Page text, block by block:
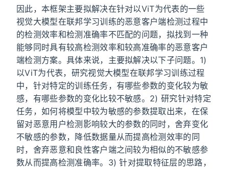
因此，本框架主要拟解决在针对以ViT为代表的一些
视觉大模型在联邦学习训练的恶意客户端检测过程中
的检测效率和检测准确率不匹配的问题，拟找到一种
能够同时具有较高检测效率和较高准确率的恶意客户
端检测方案。具体来说，主要拟解决以下子问题。1)
以ViT为代表，研究视觉大模型在联邦学习训练过程
中，针对特定的训练任务，有哪些参数的变化较为敏
感，有哪些参数的变化比较不敏感。2) 研究针对特定
任务，如何将模型中较为敏感的参数提取出来，在保
留对恶意用户检测影响较大的参数的同时，舍弃变化
不敏感的参数，降低数据量从而提高检测效率的同
时，舍弃恶意和良性客户端之间较为相似的不敏感参
数从而提高检测准确率。3) 针对提取特征层的思路，